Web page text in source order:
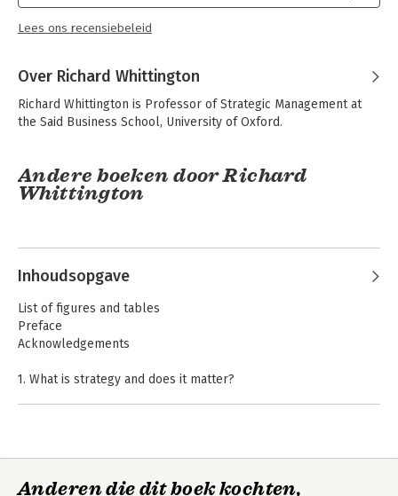
Lees ons recensiebeleid
Over Richard Whittington
Richard Whittington is Professor of Strategic Management at
the Said Business School, University of Oxford.
Andere boeken door Richard
Whittington
Inhoudsopgave
List of figures and tables
Preface
Acknowledgements
1. What is strategy and does it matter?
7. Does it matter?
Anderen die dit boek kochten,